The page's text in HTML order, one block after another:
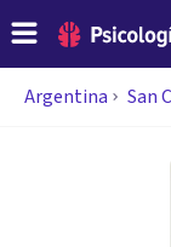
Argentina San